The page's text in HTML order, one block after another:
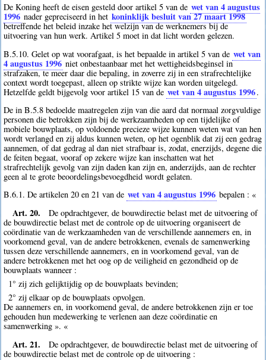
De Koning heeft de eisen gesteld door artikel 5 van de wet van 4 augustus
1996 nader gepreciseerd in het koninklijk besluit van 27 maart 1998
betreffende het beleid inzake het welzijn van de werknemers bij de
uitvoering van hun werk. Artikel 5 moet in dat licht worden gelezen.
B.5.10. Gelet op wat voorafgaat, is het bepaalde in artikel 5 van de wet van
4 augustus 1996 niet onbestaanbaar met het wettigheidsbeginsel in
strafzaken, te meer daar die bepaling, in zoverre zij in een strafrechtelijke
context wordt toegepast, alleen op strikte wijze kan worden uitgelegd.
Hetzelfde geldt bijgevolg voor artikel 15 van de wet van 4 augustus 1996.
De in B.5.8 bedoelde maatregelen zijn van die aard dat normaal zorgvuldige
personen die betrokken zijn bij de werkzaamheden op een tijdelijke of
mobiele bouwplaats, op voldoende precieze wijze kunnen weten wat van hen
wordt verlangd en zij aldus kunnen weten, op het ogenblik dat zij een gedrag
aannemen, of dat gedrag al dan niet strafbaar is, zodat, enerzijds, degene die
de feiten begaat, vooraf op zekere wijze kan inschatten wat het
strafrechtelijk gevolg van zijn daden kan zijn en, anderzijds, aan de rechter
geen al te grote beoordelingsbevoegdheid wordt gelaten.
B.6.1. De artikelen 20 en 21 van de wet van 4 augustus 1996 bepalen : «
Art. 20.
De opdrachtgever, de bouwdirectie belast met de uitvoering of
de bouwdirectie belast met de controle op de uitvoering organiseert de
coördinatie van de werkzaamheden van de verschillende aannemers en, in
voorkomend geval, van de andere betrokkenen, evenals de samenwerking
tussen deze verschillende aannemers, en in voorkomend geval, van de
andere betrokkenen met het oog op de veiligheid en gezondheid op de
bouwplaats wanneer :
1° zij zich gelijktijdig op de bouwplaats bevinden;
2° zij elkaar op de bouwplaats opvolgen.
De aannemers en, in voorkomend geval, de andere betrokkenen zijn er toe
gehouden hun medewerking te verlenen aan deze coördinatie en
samenwerking ». «
Art. 21.
De opdrachtgever, de bouwdirectie belast met de uitvoering of
de bouwdirectie belast met de controle op de uitvoering :